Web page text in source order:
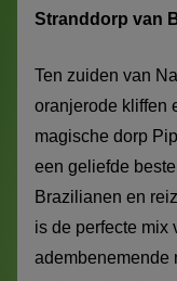
Stranddorp van
Ten zuiden van
oranjerode kliffen
magische dorp
een geliefde
Brazilianen en
is de perfecte mix
adembenemende